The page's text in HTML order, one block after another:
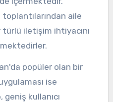
toplantılarından aile
iletişim ihtiyacını
popüler olan bir
ise
kullanıcı